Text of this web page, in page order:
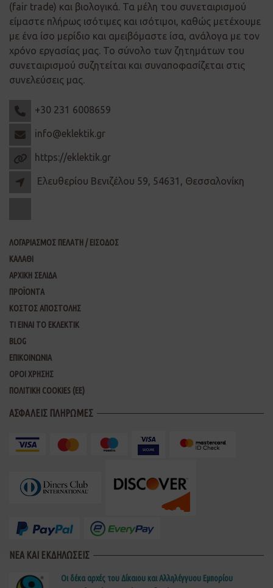
(fair trade) και βιολογικά. Τα μέλη του συνεταιρισμού
είμαστε πλήρως ισότιμες και ισότιμοι, καθώς μετέχουμε
με ένα ίσο μερίδιο και αμειβόμαστε ίσα, ανάλογα με τον
χρόνο εργασίας μας. Το σύνολο των ζητημάτων του
συνεταιρισμού συζητείται και συναποφασίζεται στις
συνελεύσεις μας.
+30 231 6008659
info@eklektik.gr
https://eklektik.gr
Ελευθερίου Βενιζέλου 59, 54631, Θεσσαλονίκη
ΛΟΓΑΡΙΑΣΜΟΣ ΠΕΛΑΤΗ / ΕΙΣΟΔΟΣ
ΚΑΛΑΘΙ
ΑΡΧΙΚΗ ΣΕΛΙΔΑ
ΠΡΟΪΟΝΤΑ
ΚΟΣΤΟΣ ΑΠΟΣΤΟΛΗΣ
ΤΙ ΕΙΝΑΙ ΤΟ ΕΚΛΕΚΤΙΚ
BLOG
ΕΠΙΚΟΙΝΩΝΙΑ
ΟΡΟΙ ΧΡΗΣΗΣ
ΠΟΛΙΤΙΚΗ COOKIES (ΕΕ)
ΑΣΦΑΛΕΙΣ ΠΛΗΡΩΜΕΣ
ΝΕΑ ΚΑΙ ΕΚΔΗΛΩΣΕΙΣ
Οι δέκα αρχές του Δίκαιου και Αλληλέγγυου Εμπορίου